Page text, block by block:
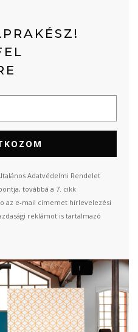
Adatvédelmi Rendelet
továbbá a 7. cikk
az e-mail címemet hírlevelezési
reklámot is tartalmazó